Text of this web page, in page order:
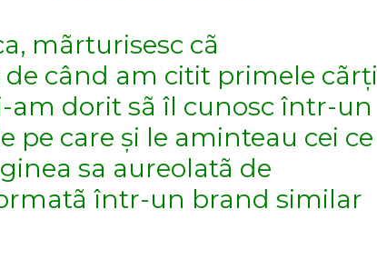
mãrturisesc cã
când am citit primele cãrți
am dorit sã îl cunosc într-un
pe care și le aminteau cei ce
sa aureolatã de
într-un brand similar